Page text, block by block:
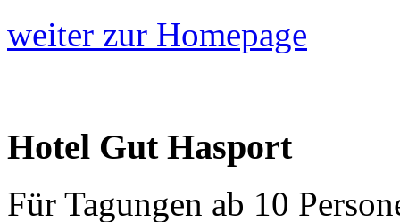
weiter zur Homepage
Hotel Gut Hasport
Für Tagungen ab 10